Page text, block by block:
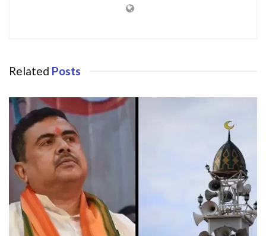
Related Posts